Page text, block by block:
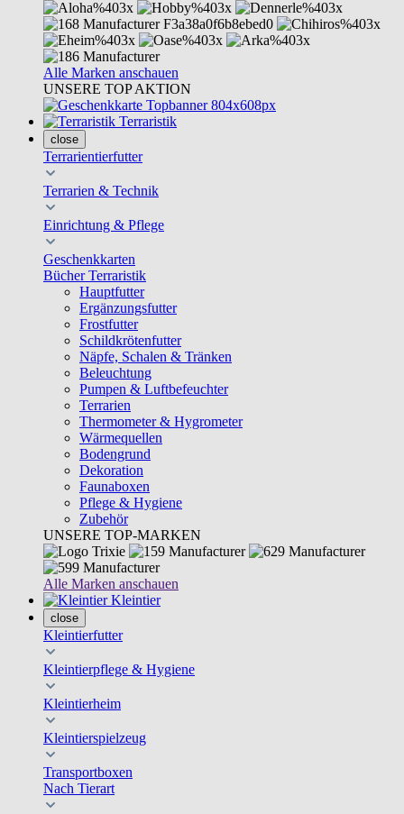
Alle Marken anschauen
UNSERE TOP AKTION
Terraristik
close
Terrarientierfutter
Terrarien & Technik
Einrichtung & Pflege
Geschenkkarten
Bücher Terraristik
Hauptfutter
Ergänzungsfutter
Frostfutter
Schildkrötenfutter
Näpfe, Schalen & Tränken
Beleuchtung
Pumpen & Luftbefeuchter
Terrarien
Thermometer & Hygrometer
Wärmequellen
Bodengrund
Dekoration
Faunaboxen
Pflege & Hygiene
Zubehör
UNSERE TOP-MARKEN
Alle Marken anschauen
Kleintier
close
Kleintierfutter
Kleintierpflege & Hygiene
Kleintierheim
Kleintierspielzeug
Transportboxen
Nach Tierart